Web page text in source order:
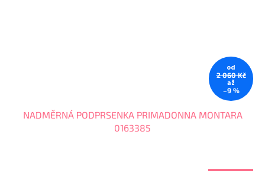
od
2 060 Kč
až
–9 %
NADMĚRNÁ PODPRSENKA PRIMADONNA MONTARA
0163385